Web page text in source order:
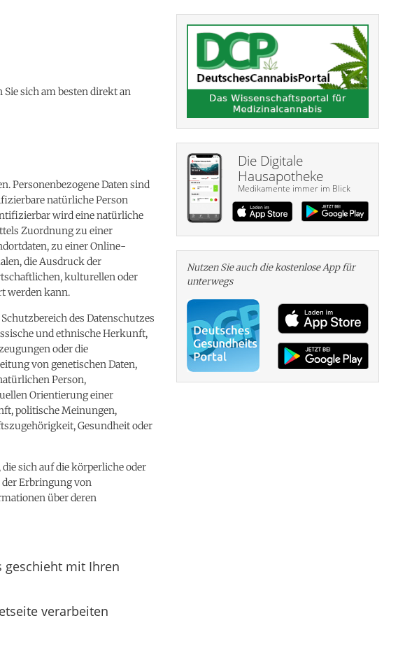
sich am besten direkt an
Personenbezogene Daten sind
natürliche Person
wird eine natürliche
Zuordnung zu einer
zu einer Online-
die Ausdruck der
kulturellen oder
werden kann.
des Datenschutzes
und ethnische Herkunft,
oder die
von genetischen Daten,
Person,
Orientierung einer
politische Meinungen,
Gesundheit oder
sich auf die körperliche oder
der Erbringung von
über deren
geschieht mit Ihren
verarbeiten
Die Digitale
Hausapotheke
Medikamente immer im Blick
Nutzen Sie auch die kosten­lose App für
unterwegs